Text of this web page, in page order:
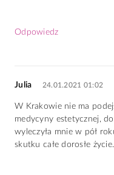
Odpowiedz
Julia 24.01.2021 01:02
W Krakowie nie ma
medycyny estetycznej,
wyleczyła mnie w pół
skutku całe dorosłe